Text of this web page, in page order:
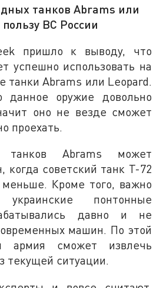
танков Abrams или
ВС России
пришло к выводу, что
успешно использовать на
танки Abrams или Leopard.
оружие довольно
оно не везде сможет
проехать.
танков Abrams может
когда советский танк Т-72
Кроме того, важно
понтонные
давно и не
машин. По этой
армия сможет извлечь
текущей ситуации.